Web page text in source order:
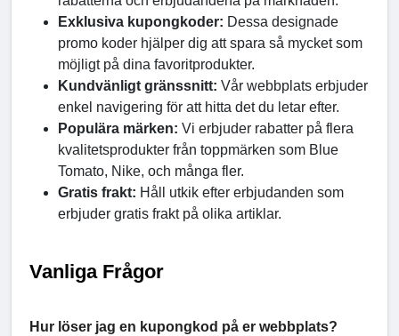
Exklusiva kupongkoder: Dessa designade
promo koder hjälper dig att spara så mycket som
möjligt på dina favoritprodukter.
Kundvänligt gränssnitt: Vår webbplats erbjuder
enkel navigering för att hitta det du letar efter.
Populära märken: Vi erbjuder rabatter på flera
kvalitetsprodukter från toppmärken som Blue
Tomato, Nike, och många fler.
Gratis frakt: Håll utkik efter erbjudanden som
erbjuder gratis frakt på olika artiklar.
Vanliga Frågor
Hur löser jag en kupongkod på er webbplats?